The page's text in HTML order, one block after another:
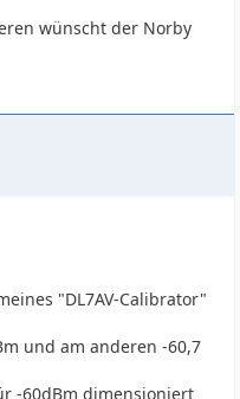
wünscht der Norby
"DL7AV-Calibrator"
und am anderen -60,7
-60dBm dimensioniert